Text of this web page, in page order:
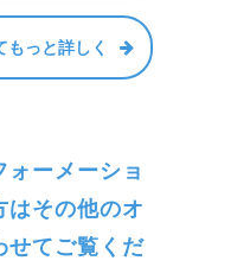
っと詳しく
ーメーショ
はその他のオ
せてご覧くだ